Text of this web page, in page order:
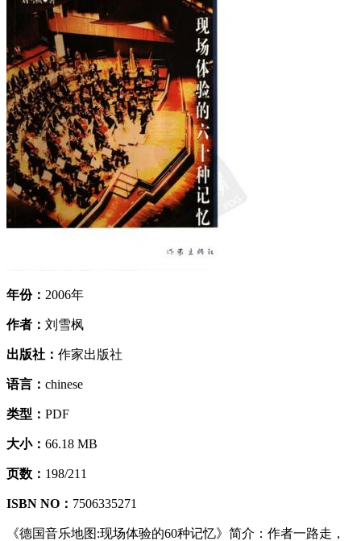
年份： 2006年
作者： 刘雪枫
出版社： 作家出版社
语言： chinese
类型： PDF
大小： 66.18 MB
页数： 198/211
ISBN NO： 7506335271
《德国音乐地图:现场体验的60种记忆》简介：作者一路走，